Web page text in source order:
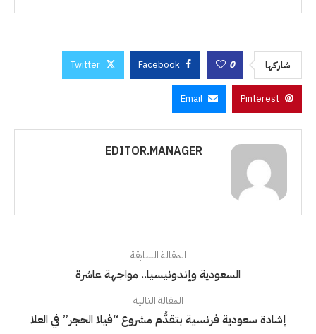
شاركها 0
Facebook
Twitter
Pinterest
Email
EDITOR.MANAGER
المقالة السابقة
السعودية وإندونيسيا.. مواجهة عاشرة
المقالة التالية
إشادة سعودية فرنسية بتقدُّم مشروع “فيلا الحجر” في العلا